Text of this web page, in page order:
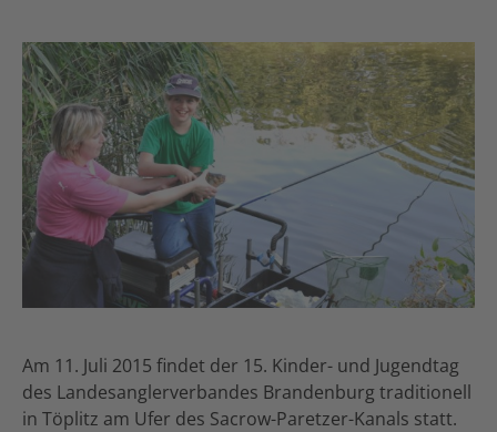
Am 11. Juli 2015 findet der 15. Kinder- und Jugendtag
des Landesanglerverbandes Brandenburg traditionell
in Töplitz am Ufer des Sacrow-Paretzer-Kanals statt.